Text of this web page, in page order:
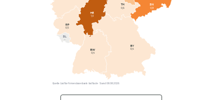
BW
0,4
BY
0,4
HE
1,0
RP
0,5
SL
–
SN
0,8
TH
0,6
Quelle: Listflix-Firmendatenbank · listflix.de · Stand 08.08.2026